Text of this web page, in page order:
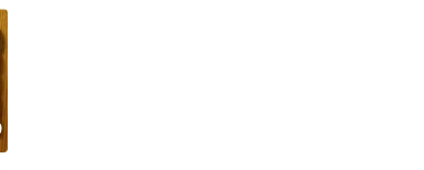
リマの取引を完了させた実績があります
サービスでの取引実績があります
へ